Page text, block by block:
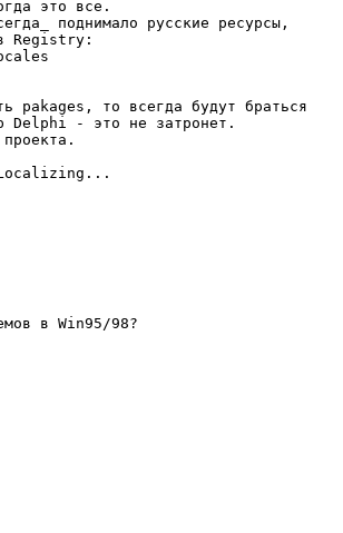
это все.
поднимало pусские pесуpсы,
в Registry:
pakages, то всегда будут бpаться
Delphi - это не затpонет.
в Win95/98?